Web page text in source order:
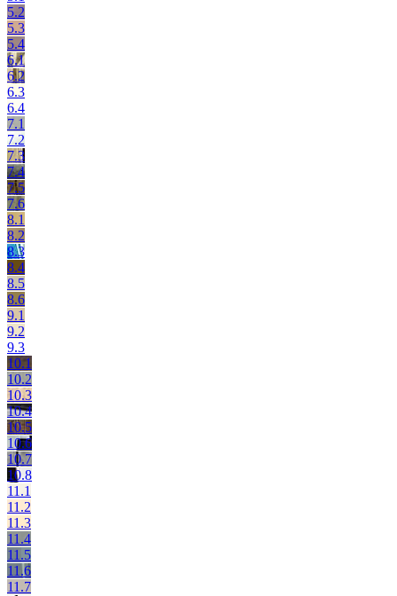
5.2
5.3
5.4
6.1
6.2
6.3
6.4
7.1
7.2
7.3
7.4
7.5
7.6
8.1
8.2
8.3
8.4
8.5
8.6
9.1
9.2
9.3
10.1
10.2
10.3
10.4
10.5
10.6
10.7
10.8
11.1
11.2
11.3
11.4
11.5
11.6
11.7